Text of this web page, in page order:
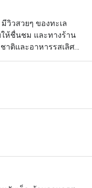
วิวสวยๆ ของทะเล
ห้ชื่นชม และทางร้าน
ติและอาหารรสเลิศ
งเต็มที่ แต่คุณจะยิ่ง
นี่ได้มากขึ้นอีก ถ้าหาก
เพราะคุณจะได้เห็น
บริการตลอดทั้งวัน ไม่
วันตกปนเพื่อความทัน